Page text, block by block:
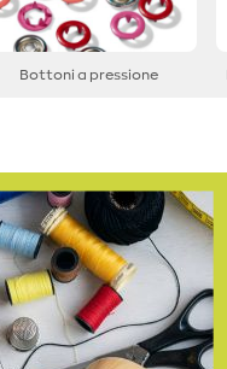
Bottoni a pressione